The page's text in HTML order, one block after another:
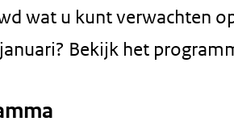
wat u kunt verwachten
Bekijk het